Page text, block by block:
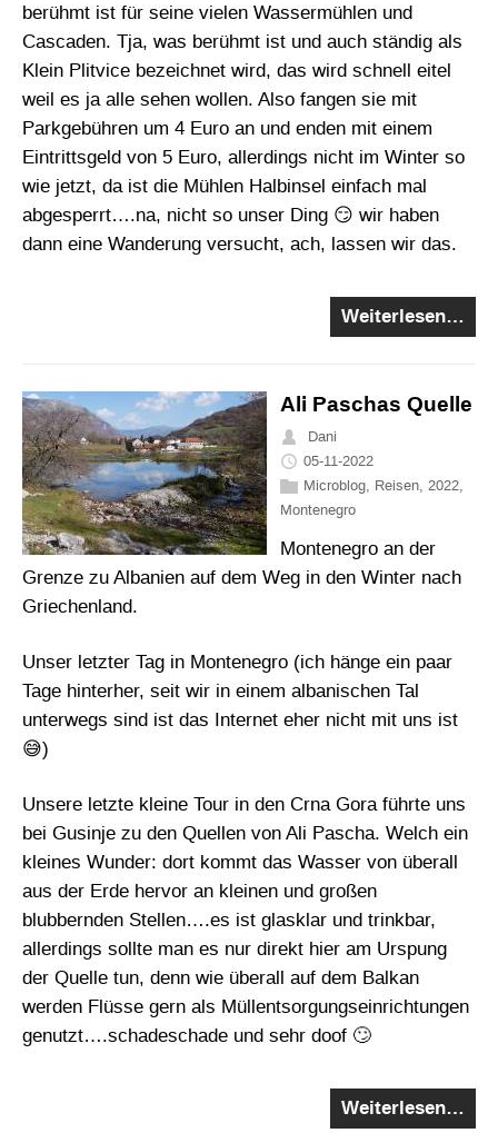
berühmt ist für seine vielen Wassermühlen und
Cascaden. Tja, was berühmt ist und auch ständig als
Klein Plitvice bezeichnet wird, das wird schnell eitel
weil es ja alle sehen wollen. Also fangen sie mit
Parkgebühren um 4 Euro an und enden mit einem
Eintrittsgeld von 5 Euro, allerdings nicht im Winter so
wie jetzt, da ist die Mühlen Halbinsel einfach mal
abgesperrt….na, nicht so unser Ding 😏 wir haben
dann eine Wanderung versucht, ach, lassen wir das.
Weiterlesen…
Ali Paschas Quelle
Dani
05-11-2022
Microblog, Reisen, 2022,
Montenegro
Montenegro an der
Grenze zu Albanien auf dem Weg in den Winter nach
Griechenland.
Unser letzter Tag in Montenegro (ich hänge ein paar
Tage hinterher, seit wir in einem albanischen Tal
unterwegs sind ist das Internet eher nicht mit uns ist
😅)
Unsere letzte kleine Tour in den Crna Gora führte uns
bei Gusinje zu den Quellen von Ali Pascha. Welch ein
kleines Wunder: dort kommt das Wasser von überall
aus der Erde hervor an kleinen und großen
blubbernden Stellen….es ist glasklar und trinkbar,
allerdings sollte man es nur direkt hier am Urspung
der Quelle tun, denn wie überall auf dem Balkan
werden Flüsse gern als Müllentsorgungseinrichtungen
genutzt….schadeschade und sehr doof 🙄
Weiterlesen…